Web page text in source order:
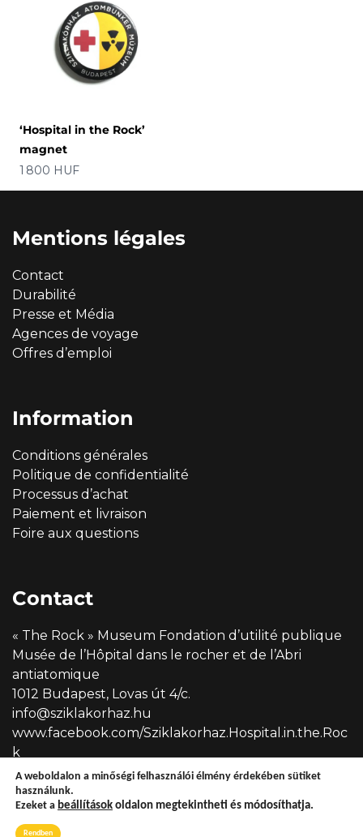
‘Hospital in the Rock’
magnet
Prix
1 800 HUF
Mentions légales
Contact
Durabilité
Presse et Média
Agences de voyage
Offres d’emploi
Information
Conditions générales
Politique de confidentialité
Processus d’achat
Paiement et livraison
Foire aux questions
Contact
« The Rock » Museum Fondation d’utilité publique
Musée de l’Hôpital dans le rocher et de l’Abri
antiatomique
1012 Budapest, Lovas út 4/c.
info@sziklakorhaz.hu
www.facebook.com/Sziklakorhaz.Hospital.in.the.Roc
k
A weboldalon a minőségi felhasználói élmény érdekében sütiket
használunk.
Ezeket a beállítások oldalon megtekintheti és módosíthatja.
Rendben